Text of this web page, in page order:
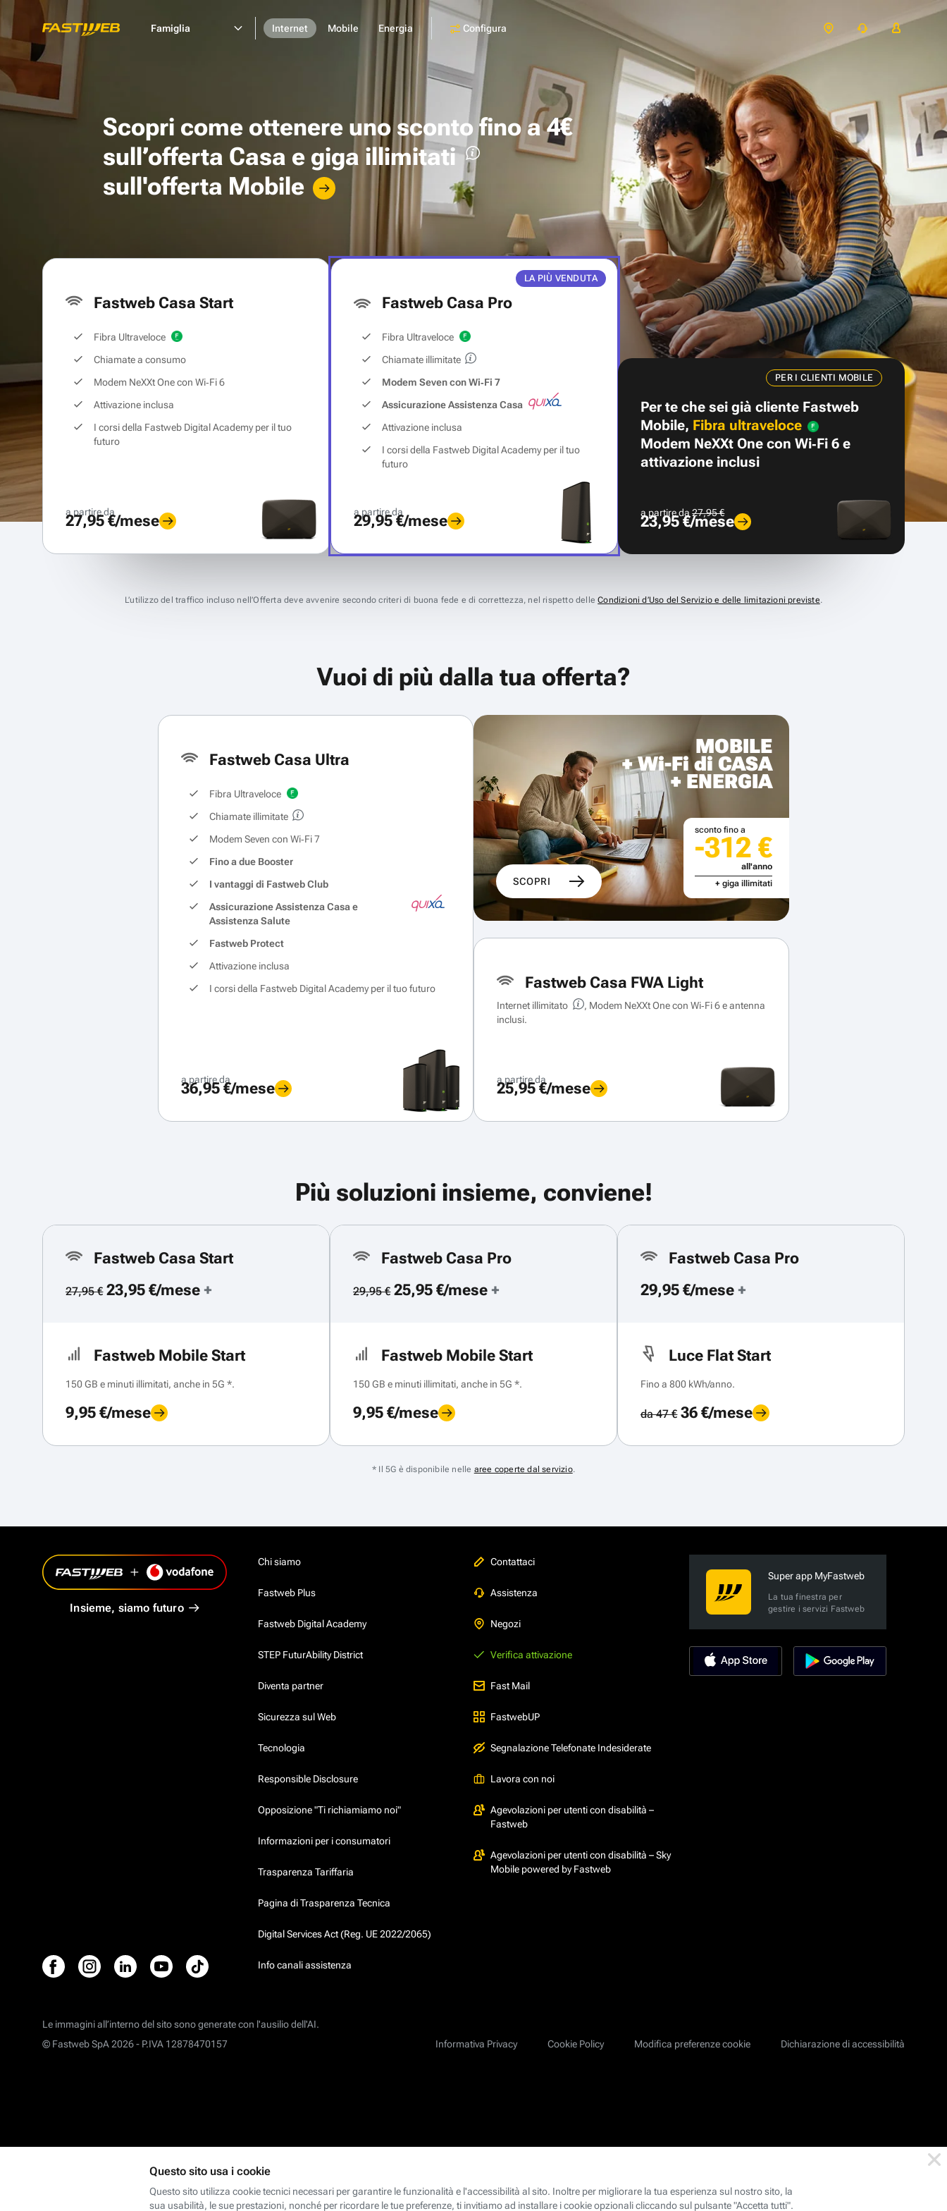
Famiglia Internet Mobile Energia Configura
Scopri come ottenere unosconto fino a 4€
sull’offerta Casa e giga illimitati
sull'offerta Mobile
Fastweb Casa Start
Fibra Ultraveloce
Chiamate a consumo
Modem NeXXt One con Wi‑Fi 6
Attivazione inclusa
I corsi della Fastweb Digital Academy per il tuo
futuro
a partire da
27,95 €/mese
LA PIÙ VENDUTA
Fastweb Casa Pro
Fibra Ultraveloce
Chiamate illimitate
Modem Seven con Wi‑Fi 7
Assicurazione Assistenza Casa
Attivazione inclusa
I corsi della Fastweb Digital Academy per il tuo
futuro
a partire da
29,95 €/mese
PER I CLIENTI MOBILE
Per te che sei già cliente Fastweb
Mobile, Fibra ultraveloce
Modem NeXXt One con Wi‑Fi 6 e
attivazione inclusi
a partire da27,95 €
23,95 €/mese
L’utilizzo del traffico incluso nell’Offerta deve avvenire secondo criteri di buona fede e di correttezza, nel rispetto delleCondizioni d’Uso del Servizio e delle limitazioni previste.
Vuoi di più dalla tua offerta?
Fastweb Casa Ultra
Fibra Ultraveloce
Chiamate illimitate
Modem Seven con Wi‑Fi 7
Fino a due Booster
I vantaggi di Fastweb Club
Assicurazione Assistenza Casa e
Assistenza Salute
Fastweb Protect
Attivazione inclusa
I corsi della Fastweb Digital Academy per il tuo futuro
a partire da
36,95 €/mese
MOBILE
+ Wi-Fi di CASA
+ ENERGIA
SCOPRI
sconto fino a
-312 €
all'anno
+ giga illimitati
Fastweb Casa FWA Light
Internet illimitato
, Modem NeXXt One con Wi‑Fi 6 e antenna
inclusi.
a partire da
25,95 €/mese
Più soluzioni insieme, conviene!
Fastweb Casa Start
27,95 €23,95 €/mese +
Fastweb Mobile Start
150 GB e minuti illimitati, anche in 5G *.
9,95 €/mese
Fastweb Casa Pro
29,95 €25,95 €/mese +
Fastweb Mobile Start
150 GB e minuti illimitati, anche in 5G *.
9,95 €/mese
Fastweb Casa Pro
29,95 €/mese +
Luce Flat Start
Fino a 800 kWh/anno.
da 47 €36 €/mese
* Il 5G è disponibile nelle aree coperte dal servizio.
Insieme, siamo futuro
Chi siamo
Fastweb Plus
Fastweb Digital Academy
STEP FuturAbility District
Diventa partner
Sicurezza sul Web
Tecnologia
Responsible Disclosure
Opposizione "Ti richiamiamo noi"
Informazioni per i consumatori
Trasparenza Tariffaria
Pagina di Trasparenza Tecnica
Digital Services Act (Reg. UE 2022/2065)
Info canali assistenza
Contattaci
Assistenza
Negozi
Verifica attivazione
Fast Mail
FastwebUP
Segnalazione Telefonate Indesiderate
Lavora con noi
Agevolazioni per utenti con disabilità –
Fastweb
Agevolazioni per utenti con disabilità – Sky
Mobile powered by Fastweb
Super app MyFastweb
La tua finestra per
gestire i servizi Fastweb
Le immagini all’interno del sito sono generate con l'ausilio dell'AI.
Informativa Privacy
Cookie Policy Modifica preferenze cookie Dichiarazione di accessibilità
© Fastweb SpA 2026 - P.IVA 12878470157